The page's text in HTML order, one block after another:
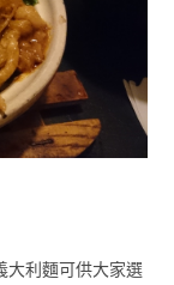
大利麵可供大家選